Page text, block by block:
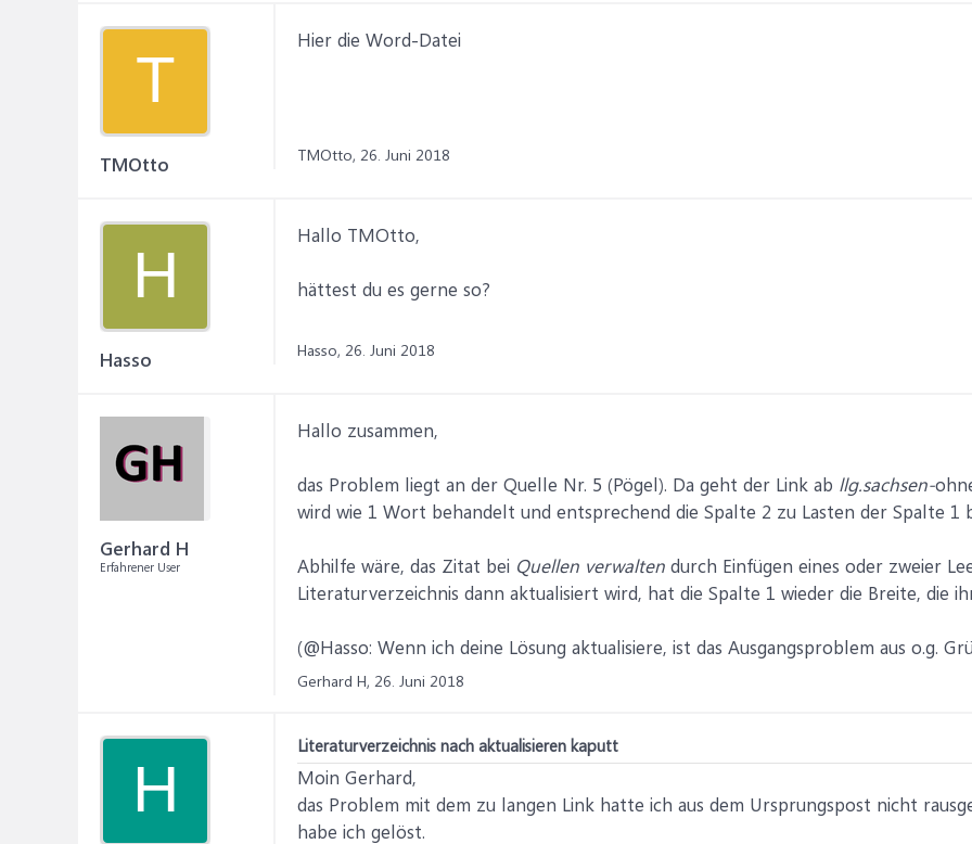
T
TMOtto
Hier die Word-Datei
TMOtto, 26. Juni 2018
H
Hasso
Hallo TMOtto,
hättest du es gerne so?
Hasso, 26. Juni 2018
Gerhard H
Erfahrener User
Hallo zusammen,
das Problem liegt an der Quelle Nr. 5 (Pögel). Da geht der Link ab llg.sachsen-
wird wie 1 Wort behandelt und entsprechend die Spalte 2 zu Lasten der Spalte 1
Abhilfe wäre, das Zitat bei Quellen verwalten durch Einfügen eines oder zweier
Literaturverzeichnis dann aktualisiert wird, hat die Spalte 1 wieder die Breite, die
(@Hasso: Wenn ich deine Lösung aktualisiere, ist das Ausgangsproblem aus o.g.
Gerhard H, 26. Juni 2018
H
Literaturverzeichnis nach aktualisieren kaputt
Moin Gerhard,
das Problem mit dem zu langen Link hatte ich aus dem Ursprungspost nicht
habe ich gelöst.